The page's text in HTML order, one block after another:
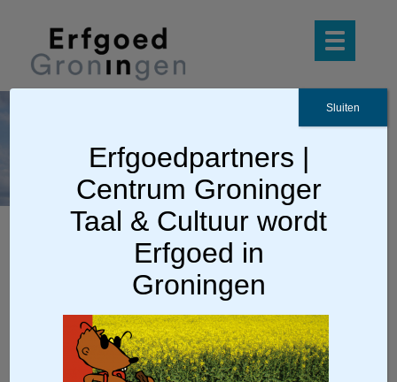
afbeelding
ol de mol afbeelding
Erfgoedpartners |
Centrum Groninger
Taal & Cultuur wordt
Erfgoed in
Groningen
Sluiten